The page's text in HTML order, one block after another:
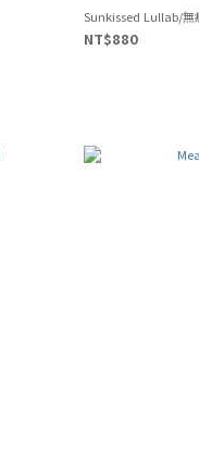
Sunkissed Lullab/無
NT$880